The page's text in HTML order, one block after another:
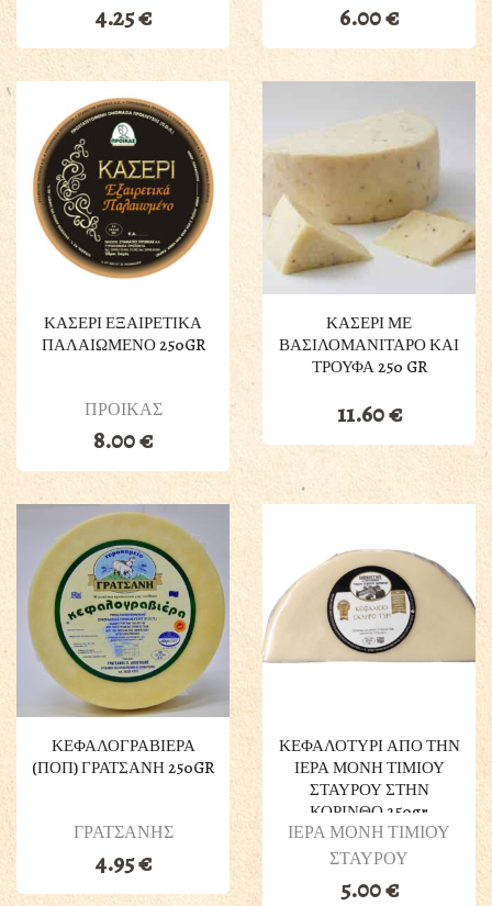
4.25€ 6.00€
ΚΑΣΕΡΙ ΕΞΑΙΡΕΤΙΚΑ
ΠΑΛΑΙΩΜΕΝΟ 250GR
ΠΡΟΙΚΑΣ
8.00€
ΚΑΣΕΡΙ ΜΕ
ΒΑΣΙΛΟΜΑΝΙΤΑΡΟ ΚΑΙ
ΤΡΟΥΦΑ 250 GR
11.60€
ΚΕΦΑΛΟΓΡΑΒΙΕΡΑ
(ΠΟΠ) ΓΡΑΤΣΑΝΗ 250GR
ΓΡΑΤΣΑΝΗΣ
4.95€
ΚΕΦΑΛΟΤΥΡΙ ΑΠΟ ΤΗΝ
ΙΕΡΑ ΜΟΝΗ ΤΙΜΙΟΥ
ΣΤΑΥΡΟΥ ΣΤΗΝ
ΚΟΡΙΝΘΟ 250gr
ΙΕΡΑ ΜΟΝΗ ΤΙΜΙΟΥ
ΣΤΑΥΡΟΥ
5.00€